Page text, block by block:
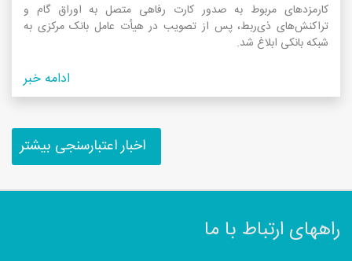
کارمزدهای مربوط به صدور کارت رفاهی متصل به اوراق گام و
تراکنش‌های ذی‌ربط، پس از تصویب در هیأت عامل بانک مرکزی به
شبکه بانکی ابلاغ شد.
ادامه خبر
اخبار اعتبارسنجی بیشتر
راههای ارتباط با ما